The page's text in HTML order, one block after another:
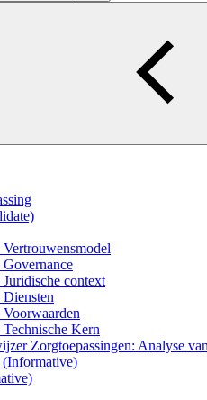
context
Kern
Zorgtoepassingen: Analyse
(Informative)